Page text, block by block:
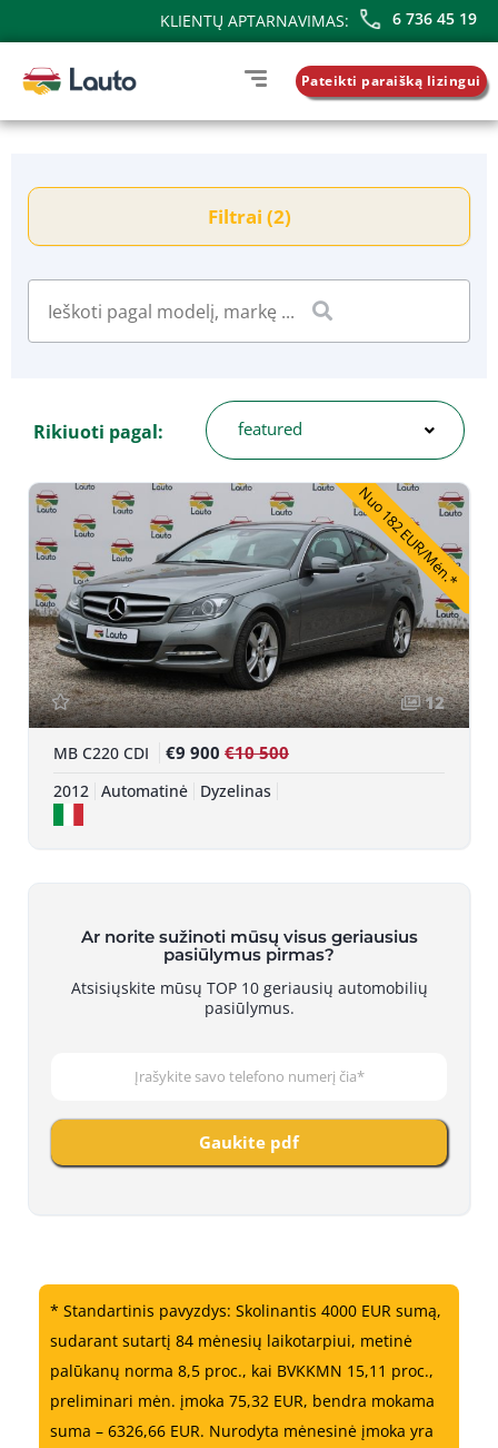
KLIENTŲ APTARNAVIMAS: 6 736 45 19
Pateikti paraišką lizingui
Filtrai (2)
Rikiuoti pagal: featured
Nuo 182 EUR/Mėn.*
12
MB C220 CDI €9 900 €10 500
2012 Automatinė Dyzelinas
Ar norite sužinoti mūsų visus geriausius
pasiūlymus pirmas?
Atsisiųskite mūsų TOP 10 geriausių automobilių
pasiūlymus.
Gaukite pdf
* Standartinis pavyzdys: Skolinantis 4000 EUR sumą,
sudarant sutartį 84 mėnesių laikotarpiui, metinė
palūkanų norma 8,5 proc., kai BVKKMN 15,11 proc.,
preliminari mėn. įmoka 75,32 EUR, bendra mokama
suma – 6326,66 EUR. Nurodyta mėnesinė įmoka yra